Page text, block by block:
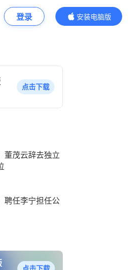
登录
安装电脑版
内容更精彩
点击下载
董茂云辞去独立
聘任李宁担任公